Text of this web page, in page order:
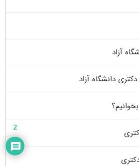
آزاد
دانشگاه آزاد
2